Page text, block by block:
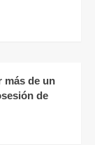
más de un
de